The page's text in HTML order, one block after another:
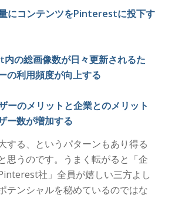
にコンテンツをPinterestに投下す
の総画像数が日々更新されるた
の利用頻度が向上する
ーのメリットと企業とのメリット
ー数が増加する
する、というパターンもあり得る
思うのです。うまく転がると「企
社」全員が嬉しい三方よし
テンシャルを秘めているのではな